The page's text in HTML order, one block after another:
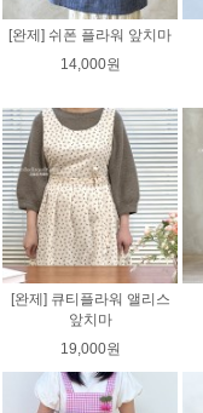
[완제] 쉬폰 플라워 앞치마
14,000원
[완제] 큐티플라워 앨리스
앞치마
19,000원